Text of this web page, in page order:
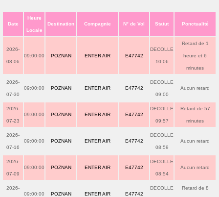
Date
Heure
Locale
Destination Compagnie N° de Vol Statut Ponctualité
2026-
08-06
09:00:00 POZNAN ENTER AIR E47742
DECOLLE
10:06
Retard de 1
heure et 6
minutes
2026-
07-30
09:00:00 POZNAN ENTER AIR E47742
DECOLLE
09:00
Aucun retard
2026-
07-23
09:00:00 POZNAN ENTER AIR E47742
DECOLLE
09:57
Retard de 57
minutes
2026-
07-16
09:00:00 POZNAN ENTER AIR E47742
DECOLLE
08:59
Aucun retard
2026-
07-09
09:00:00 POZNAN ENTER AIR E47742
DECOLLE
08:54
Aucun retard
2026-
09:00:00 POZNAN ENTER AIR E47742
DECOLLE Retard de 8